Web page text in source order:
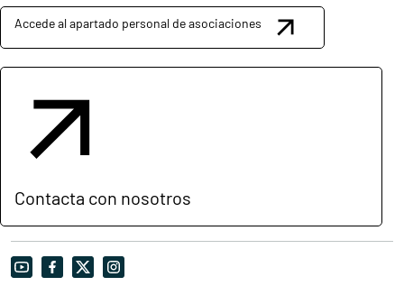
Accede al apartado personal de asociaciones
Contacta con nosotros